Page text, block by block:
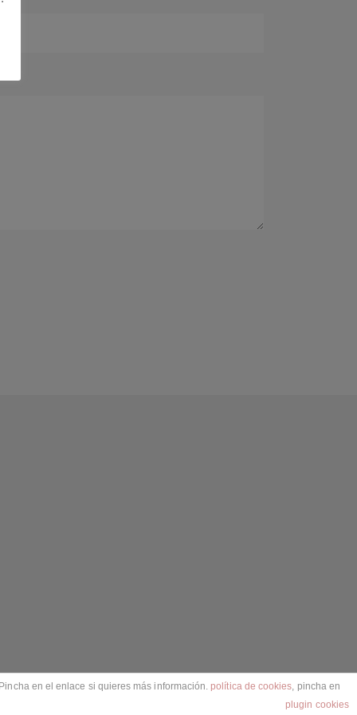
en el enlace si quieres más información.política de cookies, pincha en
plugin cookies